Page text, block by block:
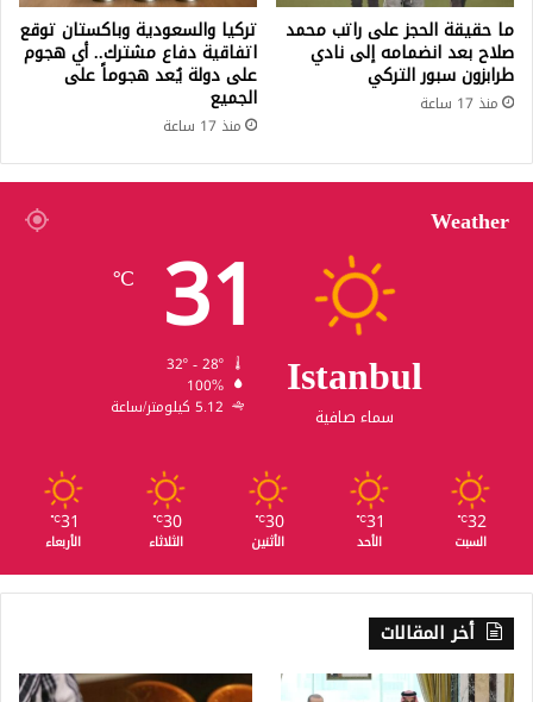
ما حقيقة الحجز على راتب محمد
صلاح بعد انضمامه إلى نادي
طرابزون سبور التركي
منذ 17 ساعة
تركيا والسعودية وباكستان توقع
اتفاقية دفاع مشترك.. أي هجوم
على دولة يُعد هجوماً على
الجميع
منذ 17 ساعة
Weather
Istanbul
سماء صافية
31
℃
100%
5.12 كيلومتر/ساعة
32
℃
السبت
31
℃
الأحد
30
℃
الأثنين
30
℃
الثلاثاء
31
℃
الأربعاء
أخر المقالات